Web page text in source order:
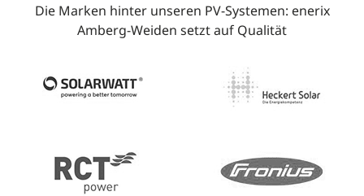
Die Marken hinter unseren PV-Systemen: enerix
Amberg-Weiden setzt auf Qualität